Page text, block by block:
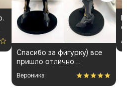
Спасибо за фигурку) все
пришло отлично
упакованным. Отдельная
благодарность за
покраску модели.
Вероника